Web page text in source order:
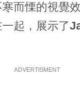
而慄的視覺
起，展示了
ADVERTISMENT